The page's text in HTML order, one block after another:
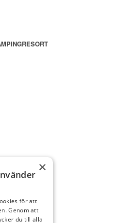
×
för att
Genom att
du till alla